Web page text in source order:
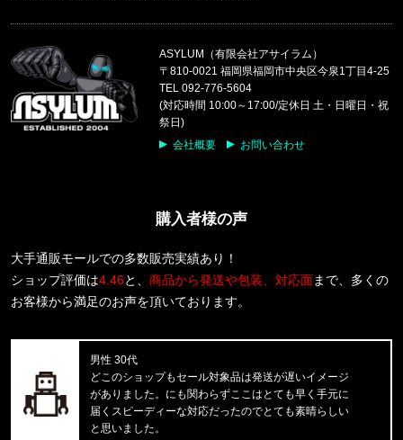
ASYLUM（有限会社アサイラム）
〒810-0021 福岡県福岡市中央区今泉1丁目4-25
TEL 092-776-5604
(対応時間 10:00～17:00/定休日 土・日曜日・祝
祭日)
会社概要
お問い合わせ
LIGHTLY LINED TRIANGLE F8
福岡県のお客様ご注文ありがとうございます。
CALVIN KLEIN/カルバンクライン
COTTON STRETCH 5PK TRUNK
福岡県のお客様ご注文ありがとうございます。
福岡県のお客様ご注文ありがとうございます。
COTTON STRETCH 3PK TRUNK
福岡県のお客様ご注文ありがとうございます。
CALVIN KLEIN/カルバンクライン
福岡県のお客様ご注文ありがとうございます。
CALVIN KLEIN/カルバンクライン
INTENSE POWER 3PK TRUNK 3
購入者様の声
大手通販モールでの多数販売実績あり！
ショップ評価は4.46と、 商品から発送や包装、対応面まで、多くの
お客様から満足のお声を頂いております。
男性 30代
どこのショップもセール対象品は発送が遅いイメージ
がありました。にも関わらずここはとても早く手元に
届くスピーディーな対応だったのでとても素晴らしい
と思いました。